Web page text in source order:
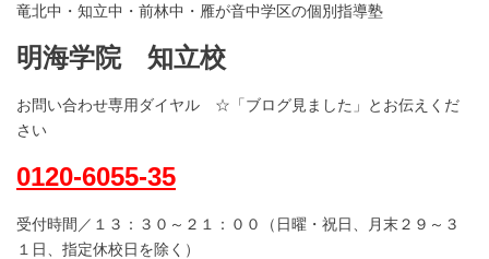
竜北中・知立中・前林中・雁が音中学区の個別指導塾
明海学院 知立校
お問い合わせ専用ダイヤル ☆「ブログ見ました」とお伝えくだ
さい
0120-6055-35
受付時間／１３：３０～２１：００（日曜・祝日、月末２９～３
１日、指定休校日を除く）